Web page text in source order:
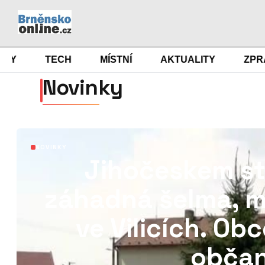
TECH MÍSTNÍ AKTUALITY ZPRAVY
Novinky
Jihočeskem
záhadná šelma,
ve Vilicích.